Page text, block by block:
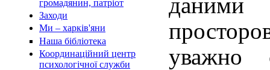
громадянин, патріот
Заходи
Ми – харків'яни
Наша бібліотека
Координаційний центр
психологічної служби
уважно